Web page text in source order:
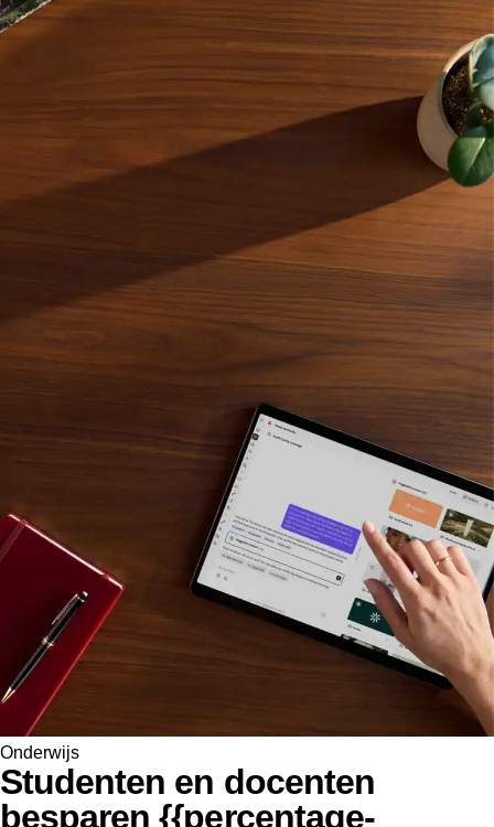
Onderwijs
Studenten en docenten
besparen {{percentage-